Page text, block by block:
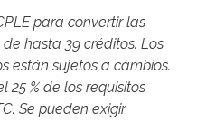
para convertir las
hasta 39 créditos. Los
están sujetos a cambios.
25 % de los requisitos
Se pueden exigir